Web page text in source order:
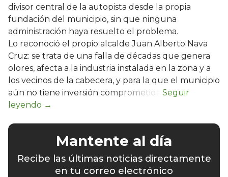
divisor central de la autopista desde la propia
fundación del municipio, sin que ninguna
administración haya resuelto el problema.
Lo reconoció el propio alcalde Juan Alberto Nava
Cruz: se trata de una falla de décadas que genera
olores, afecta a la industria instalada en la zona y a
los vecinos de la cabecera, y para la que el municipio
aún no tiene inversión comprometida.
Mantente al día
Recibe las últimas noticias directamente
en tu correo electrónico